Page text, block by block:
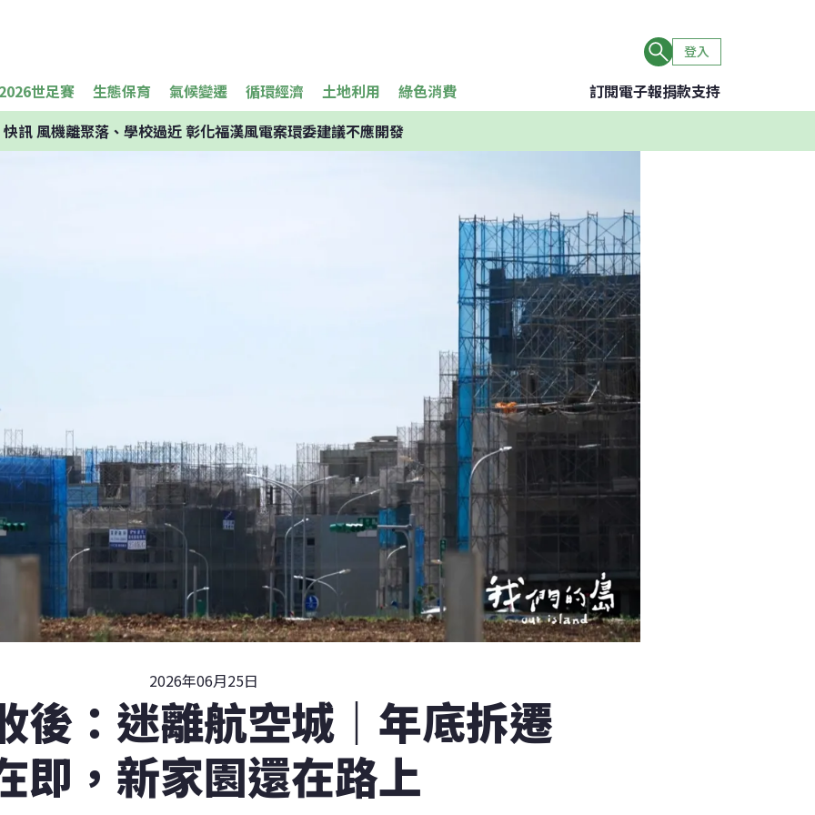
登入
世足賽 生態保育 氣候變遷 循環經濟 土地利用 綠色消費 訂閱電子報捐款支持
快訊風機離聚落、學校過近 彰化福漢風電案環委建議不應開發
2026年06月25日
後：迷離航空城｜年底拆遷
即，新家園還在路上